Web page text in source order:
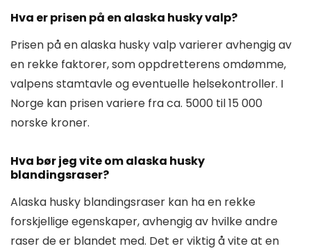
Hva er prisen på en alaska husky valp?
Prisen på en alaska husky valp varierer avhengig av
en rekke faktorer, som oppdretterens omdømme,
valpens stamtavle og eventuelle helsekontroller. I
Norge kan prisen variere fra ca. 5000 til 15 000
norske kroner.
Hva bør jeg vite om alaska husky
blandingsraser?
Alaska husky blandingsraser kan ha en rekke
forskjellige egenskaper, avhengig av hvilke andre
raser de er blandet med. Det er viktig å vite at en